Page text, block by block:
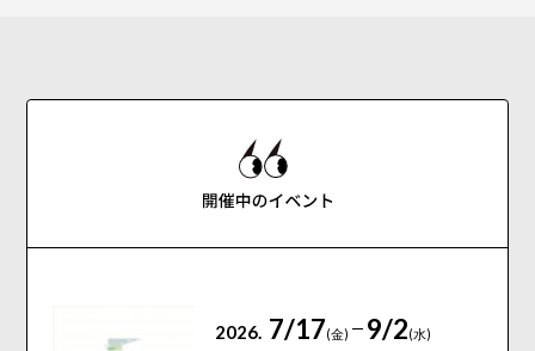
2026. 7/17(金) 9/2(水)